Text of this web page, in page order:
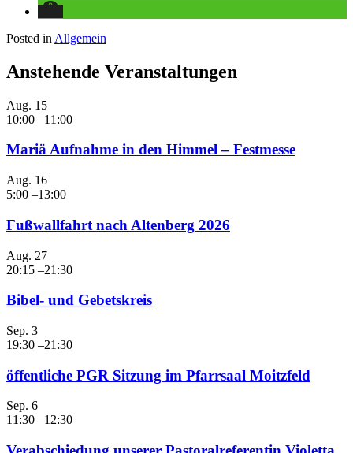
Posted in Allgemein
Anstehende Veranstaltungen
Aug. 15
10:00 –11:00
Mariä Aufnahme in den Himmel – Festmesse
Aug. 16
5:00 –13:00
Fußwallfahrt nach Altenberg 2026
Aug. 27
20:15 –21:30
Bibel- und Gebetskreis
Sep. 3
19:30 –21:30
öffentliche PGR Sitzung im Pfarrsaal Moitzfeld
Sep. 6
11:30 –12:30